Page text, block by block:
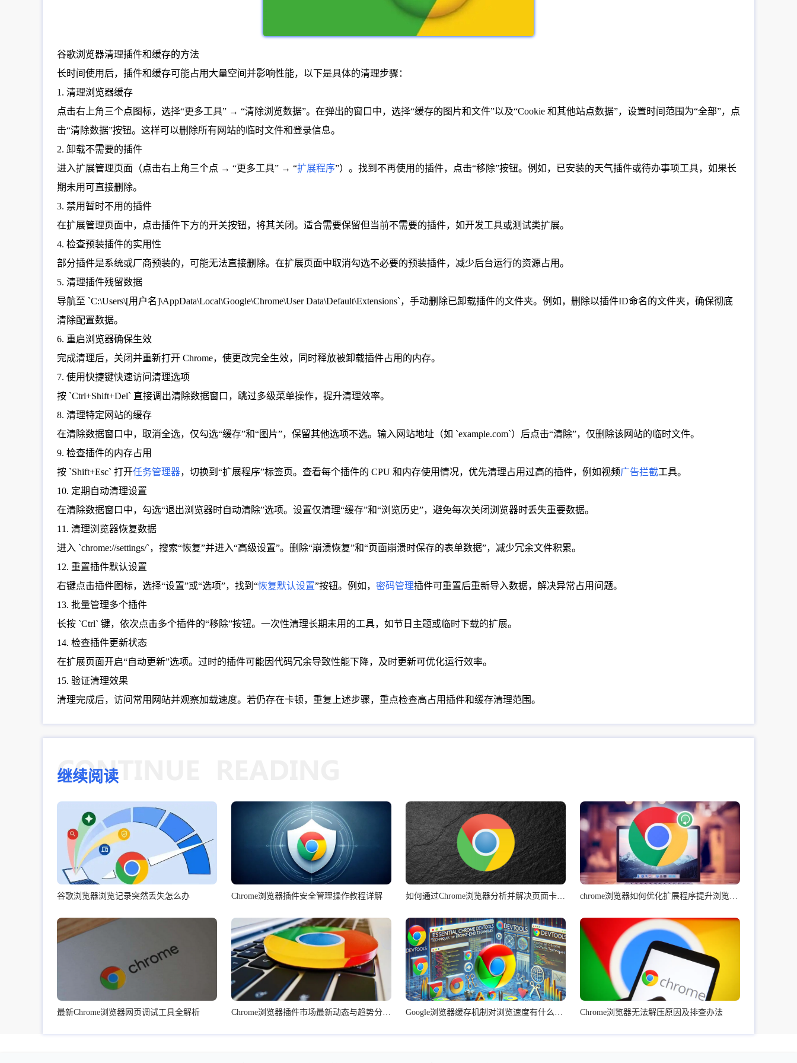
谷歌浏览器清理插件和缓存的方法
长时间使用后，插件和缓存可能占用大量空间并影响性能，以下是具体的清理步骤：
1. 清理浏览器缓存
点击右上角三个点图标，选择“更多工具” → “清除浏览数据”。在弹出的窗口中，选择“缓存的图片和文件”以及“Cookie 和其他站点数据”，设置时间范围为“全部”，点
击“清除数据”按钮。这样可以删除所有网站的临时文件和登录信息。
2. 卸载不需要的插件
进入扩展管理页面（点击右上角三个点 → “更多工具” → “扩展程序”）。找到不再使用的插件，点击“移除”按钮。例如，已安装的天气插件或待办事项工具，如果长
期未用可直接删除。
3. 禁用暂时不用的插件
在扩展管理页面中，点击插件下方的开关按钮，将其关闭。适合需要保留但当前不需要的插件，如开发工具或测试类扩展。
4. 检查预装插件的实用性
部分插件是系统或厂商预装的，可能无法直接删除。在扩展页面中取消勾选不必要的预装插件，减少后台运行的资源占用。
5. 清理插件残留数据
导航至 `C:\Users\[用户名]\AppData\Local\Google\Chrome\User Data\Default\Extensions`，手动删除已卸载插件的文件夹。例如，删除以插件ID命名的文件夹，确保彻底
清除配置数据。
6. 重启浏览器确保生效
完成清理后，关闭并重新打开 Chrome，使更改完全生效，同时释放被卸载插件占用的内存。
7. 使用快捷键快速访问清理选项
按 `Ctrl+Shift+Del` 直接调出清除数据窗口，跳过多级菜单操作，提升清理效率。
8. 清理特定网站的缓存
在清除数据窗口中，取消全选，仅勾选“缓存”和“图片”，保留其他选项不选。输入网站地址（如 `example.com`）后点击“清除”，仅删除该网站的临时文件。
9. 检查插件的内存占用
按 `Shift+Esc` 打开任务管理器，切换到“扩展程序”标签页。查看每个插件的 CPU 和内存使用情况，优先清理占用过高的插件，例如视频广告拦截工具。
10. 定期自动清理设置
在清除数据窗口中，勾选“退出浏览器时自动清除”选项。设置仅清理“缓存”和“浏览历史”，避免每次关闭浏览器时丢失重要数据。
11. 清理浏览器恢复数据
进入 `chrome://settings/`，搜索“恢复”并进入“高级设置”。删除“崩溃恢复”和“页面崩溃时保存的表单数据”，减少冗余文件积累。
12. 重置插件默认设置
右键点击插件图标，选择“设置”或“选项”，找到“恢复默认设置”按钮。例如， 密码管理插件可重置后重新导入数据，解决异常占用问题。
13. 批量管理多个插件
长按 `Ctrl` 键，依次点击多个插件的“移除”按钮。一次性清理长期未用的工具，如节日主题或临时下载的扩展。
14. 检查插件更新状态
在扩展页面开启“自动更新”选项。过时的插件可能因代码冗余导致性能下降，及时更新可优化运行效率。
15. 验证清理效果
清理完成后，访问常用网站并观察加载速度。若仍存在卡顿，重复上述步骤，重点检查高占用插件和缓存清理范围。
继续阅读
谷歌浏览器浏览记录突然丢失怎么办 Chrome浏览器插件安全管理操作教程详解 如何通过Chrome浏览器分析并解决页面卡顿问题 chrome浏览器如何优化扩展程序提升浏览器速度
最新Chrome浏览器网页调试工具全解析 Chrome浏览器插件市场最新动态与趋势分析报告 Google浏览器缓存机制对浏览速度有什么影响 Chrome浏览器无法解压原因及排查办法